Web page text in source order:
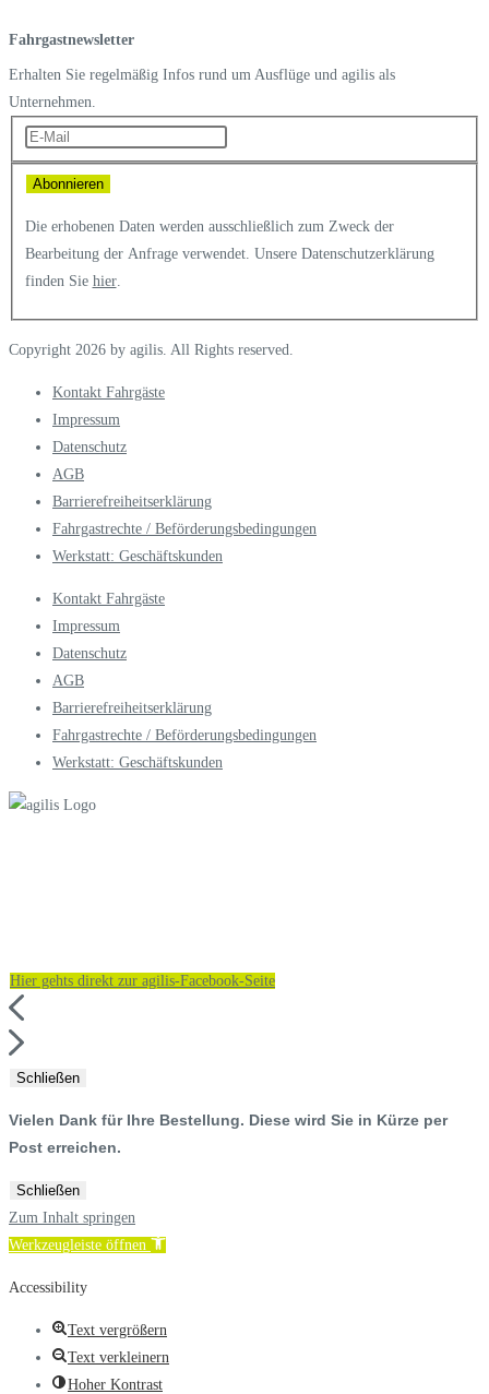
Fahrgastnewsletter
Erhalten Sie regelmäßig Infos rund um Ausflüge und agilis als
Unternehmen.
Die erhobenen Daten werden ausschließlich zum Zweck der
Bearbeitung der Anfrage verwendet. Unsere Datenschutzerklärung
finden Sie hier.
Copyright 2026 by agilis. All Rights reserved.
Kontakt Fahrgäste
Impressum
Datenschutz
AGB
Barrierefreiheitserklärung
Fahrgastrechte / Beförderungsbedingungen
Werkstatt: Geschäftskunden
Kontakt Fahrgäste
Impressum
Datenschutz
AGB
Barrierefreiheitserklärung
Fahrgastrechte / Beförderungsbedingungen
Werkstatt: Geschäftskunden
Hier gehts direkt zur agilis-Facebook-Seite
Schließen
Vielen Dank für Ihre Bestellung. Diese wird Sie in Kürze per
Post erreichen.
Schließen
Zum Inhalt springen
Werkzeugleiste öffnen
Accessibility
Text vergrößern
Text verkleinern
Hoher Kontrast